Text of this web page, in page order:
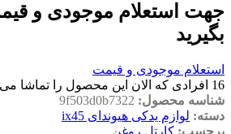
جهت استعلام موجودی و
بگیرید
استعلام موجودی و قیمت
16 افرادی که الان این محصول را تماشا
شناسه محصول: 9f503d0b7322
دسته: لوازم یدکی هیوندای ix45